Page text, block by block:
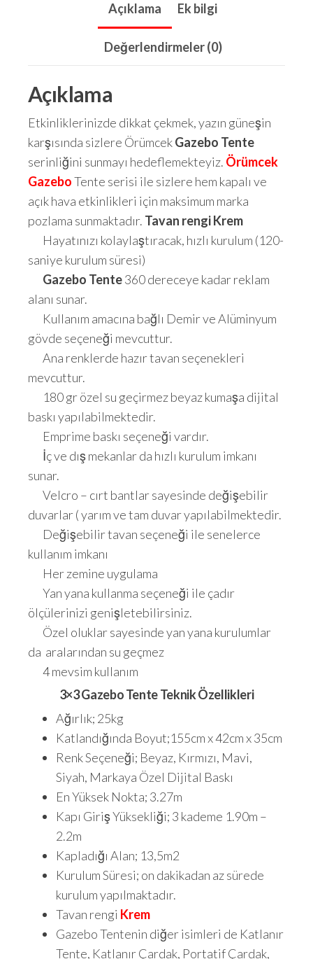
Açıklama Ek bilgi
Değerlendirmeler (0)
Açıklama
Etkinliklerinizde dikkat çekmek, yazın güneşin
karşısında sizlere ÖrümcekGazebo Tente
serinliğini sunmayı hedeflemekteyiz. Örümcek
GazeboTente serisi ile sizlere hem kapalı ve
açık hava etkinlikleri için maksimum marka
pozlama sunmaktadır. Tavan rengi Krem
Hayatınızı kolaylaştıracak, hızlı kurulum (120-
saniye kurulum süresi)
Gazebo Tente360 dereceye kadar reklam
alanı sunar.
Kullanım amacına bağlı Demir ve Alüminyum
gövde seçeneği mevcuttur.
Ana renklerde hazır tavan seçenekleri
mevcuttur.
180 gr özel su geçirmez beyaz kumaşa dijital
baskı yapılabilmektedir.
Emprime baskı seçeneği vardır.
İç ve dış mekanlar da hızlı kurulum imkanı
sunar.
Velcro – cırt bantlar sayesinde değişebilir
duvarlar ( yarım ve tam duvar yapılabilmektedir.
Değişebilir tavan seçeneği ile senelerce
kullanım imkanı
Her zemine uygulama
Yan yana kullanma seçeneği ile çadır
ölçülerinizi genişletebilirsiniz.
Özel oluklar sayesinde yan yana kurulumlar
da aralarından su geçmez
4 mevsim kullanım
3×3 Gazebo Tente Teknik Özellikleri
Ağırlık; 25kg
Katlandığında Boyut;155cm x 42cm x 35cm
Renk Seçeneği; Beyaz, Kırmızı, Mavi,
Siyah, Markaya Özel Dijital Baskı
En Yüksek Nokta; 3.27m
Kapı Giriş Yüksekliği; 3 kademe 1.90m –
2.2m
Kapladığı Alan; 13,5m2
Kurulum Süresi; on dakikadan az sürede
kurulum yapılmaktadır.
Tavan rengi Krem
Gazebo Tentenin diğer isimleri de Katlanır
Tente, Katlanır Çardak, Portatif Çardak,